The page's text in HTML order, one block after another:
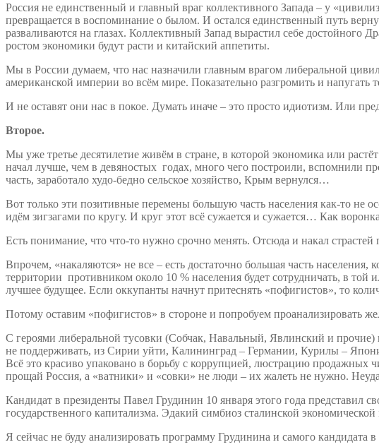
Россия не единственный и главный враг коллективного Запада – у
превращается в воспоминание о былом. И остался единственный путь
разваливаются на глазах. Коллективный Запад вырастил себе достойного
ростом экономики будут расти и китайский аппетиты.
Мы в России думаем, что нас назначили главным врагом либеральной
американской империи во всём мире. Показательно разгромить и
И не оставят они нас в покое. Думать иначе – это просто идиотизм. Или
Второе.
Мы уже третье десятилетие живём в стране, в которой экономика или
начал лучше, чем в девяностых годах, много чего построили, вспомнили
часть, заработало худо-бедно сельское хозяйство, Крым вернулся…
Вот только эти позитивные перемены большую часть населения как-то
идём зигзагами по кругу. И круг этот всё сужается и сужается… Как
Есть понимание, что что-то нужно срочно менять. Отсюда и накал
Впрочем, «накаляются» не все – есть достаточно большая часть
территории противником около 10 % населения будет сотрудничать, в
лучшее будущее. Если оккупанты начнут притеснять «пофигистов», то
Потому оставим «пофигистов» в стороне и попробуем проанализировать
С героями либеральной тусовки (Собчак, Навальный, Явлинский и прочие)
не поддерживать, из Сирии уйти, Калининград – Германии, Курилы –
Всё это красиво упаковано в борьбу с коррупцией, люстрацию
прощай Россия, а «ватники» и «совки» не люди – их жалеть не нужно.
Кандидат в президенты Павел Грудинин 10 января этого года представил
государственного капитализма. Эдакий симбиоз сталинской
Я сейчас не буду анализировать программу Грудинина и самого кандидата